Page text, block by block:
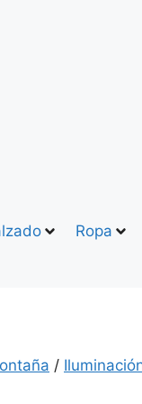
Ropa
/